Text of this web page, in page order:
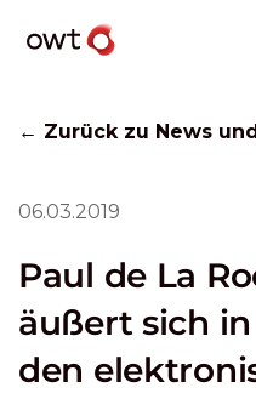
← Zurück zu News
06.03.2019
Paul de La
äußert sich
den